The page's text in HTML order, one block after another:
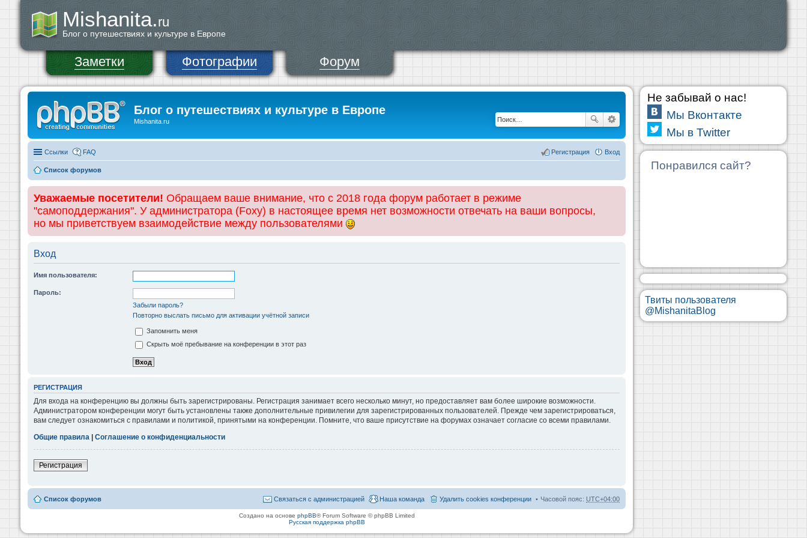
Mishanita.ru
Блог о путешествиях и культуре в Европе
Заметки Фотографии Форум
Блог о путешествиях и культуре в Европе
Mishanita.ru
Ссылки FAQ Вход
Регистрация
Список форумов
Уважаемые посетители! Обращаем ваше внимание, что с 2018 года форум работает в режиме
"самоподдержания". У администратора (Foxy) в настоящее время нет возможности отвечать на ваши вопросы,
но мы приветствуем взаимодействие между пользователями
Вход
Имя пользователя:
Пароль:
Забыли пароль?
Повторно выслать письмо для активации учётной записи
Запомнить меня
Скрыть моё пребывание на конференции в этот раз
РЕГИСТРАЦИЯ
Для входа на конференцию вы должны быть зарегистрированы. Регистрация занимает всего несколько минут, но предоставляет вам более широкие возможности.
Администратором конференции могут быть установлены также дополнительные привилегии для зарегистрированных пользователей. Прежде чем зарегистрироваться,
вам следует ознакомиться с правилами и политикой, принятыми на конференции. Помните, что ваше присутствие на форумах означает согласие со всеми правилами.
Общие правила
Соглашение о конфиденциальности
Регистрация
Список форумов Часовой пояс: UTC+04:00
Удалить cookies конференции
Наша команда
Связаться с администрацией
Создано на основе phpBB® Forum Software © phpBB Limited
Русская поддержка phpBB
Не забывай о нас!
Мы Вконтакте
Мы в Twitter
Понравился сайт?
Твиты пользователя
@MishanitaBlog